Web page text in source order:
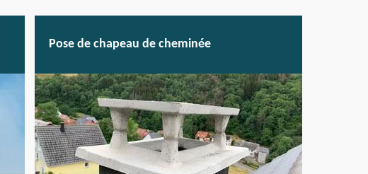
Pose de chapeau de cheminée